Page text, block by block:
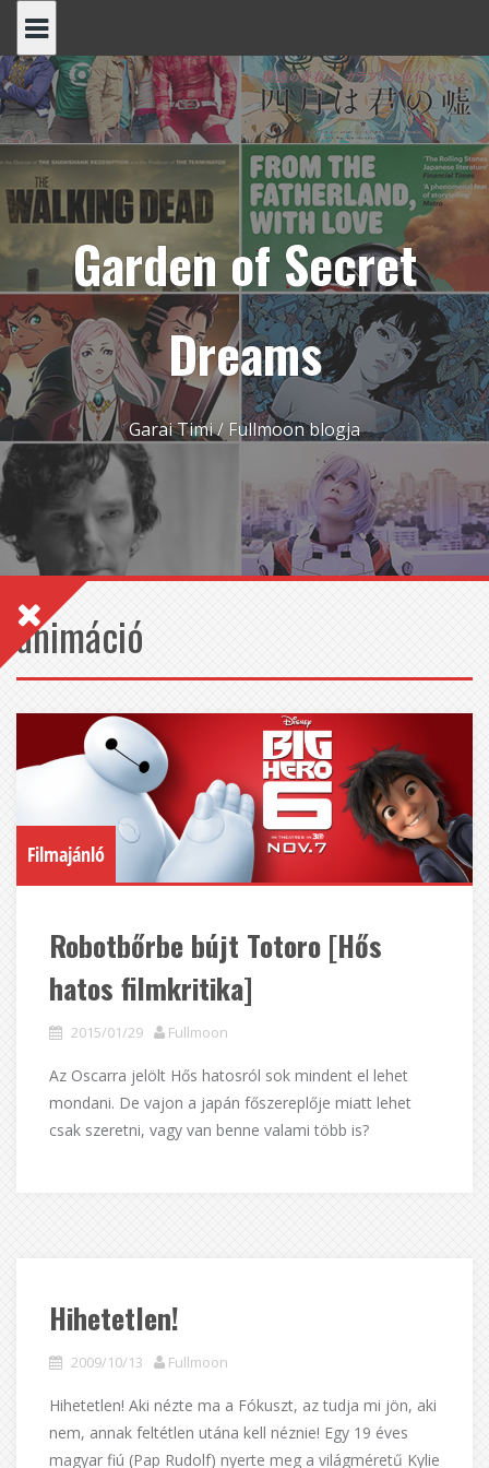
content
Garden of Secret
Dreams
Garai Timi / Fullmoon blogja
animáció
Filmajánló
Robotbőrbe bújt Totoro [Hős
hatos filmkritika]
2015/01/29 Fullmoon
Az Oscarra jelölt Hős hatosról sok mindent el lehet
mondani. De vajon a japán főszereplője miatt lehet
csak szeretni, vagy van benne valami több is?
Hihetetlen!
2009/10/13 Fullmoon
Hihetetlen! Aki nézte ma a Fókuszt, az tudja mi jön, aki
nem, annak feltétlen utána kell néznie! Egy 19 éves
magyar fiú (Pap Rudolf) nyerte meg a világméretű Kylie